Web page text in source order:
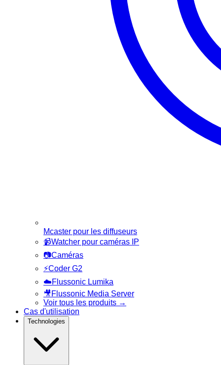
Mcaster pour les diffuseurs
📹Watcher pour caméras IP
📷Caméras
⚡Coder G2
☁️Flussonic Lumika
🎥 Flussonic Media Server
Voir tous les produits →
Cas d'utilisation
Technologies